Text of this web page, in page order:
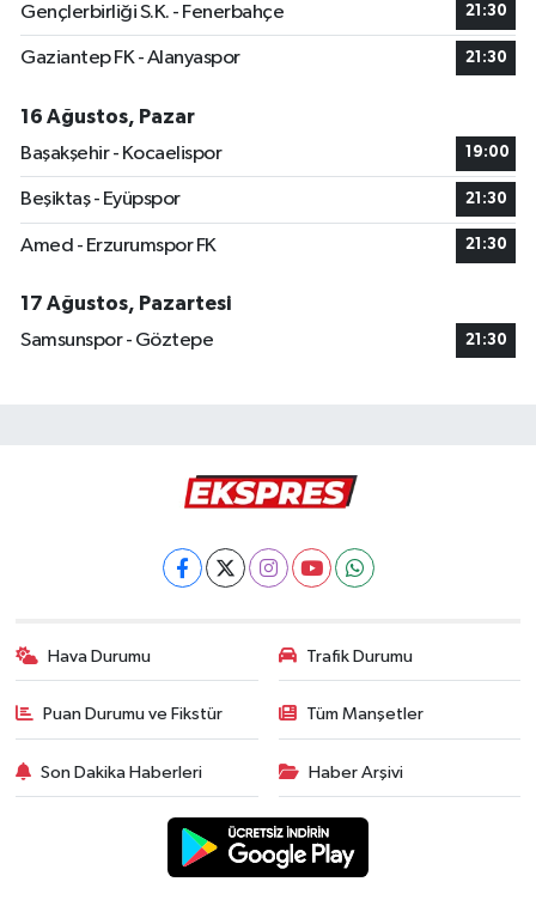
Gençlerbirliği S.K. - Fenerbahçe 21:30
Gaziantep FK - Alanyaspor 21:30
16 Ağustos, Pazar
Başakşehir - Kocaelispor
19:00
Beşiktaş - Eyüpspor 21:30
Amed - Erzurumspor FK 21:30
17 Ağustos, Pazartesi
Samsunspor - Göztepe
21:30
Hava Durumu Trafik Durumu
Puan Durumu ve Fikstür Tüm Manşetler
Son Dakika Haberleri Haber Arşivi